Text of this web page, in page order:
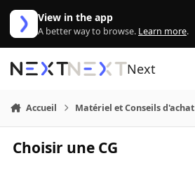
Aller au contenu
View in the app
A better way to browse. Learn more.
Next
Accueil Matériel et Conseils d'achat
Choisir une CG